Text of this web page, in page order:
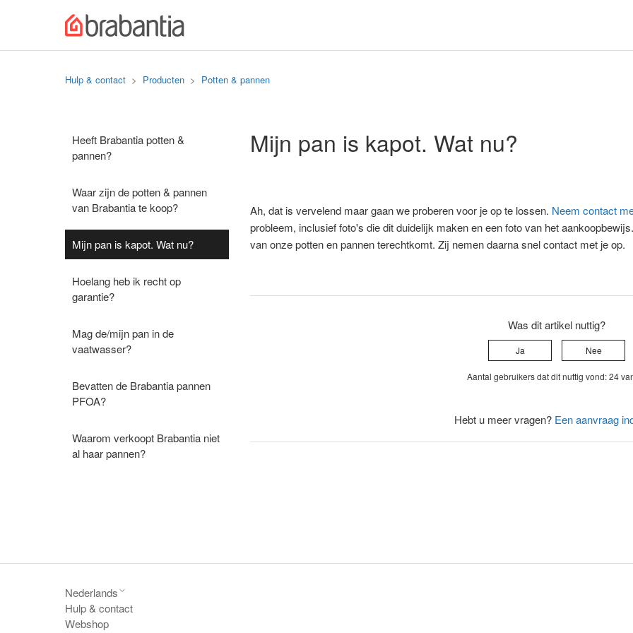
Hulp & contact Producten Potten & pannen
Heeft Brabantia potten &
pannen?
Waar zijn de potten & pannen
van Brabantia te koop?
Mijn pan is kapot. Wat nu?
Hoelang heb ik recht op
garantie?
Mag de/mijn pan in de
vaatwasser?
Bevatten de Brabantia pannen
PFOA?
Waarom verkoopt Brabantia niet
al haar pannen?
Mijn pan is kapot. Wat nu?
Ah, dat is vervelend maar gaan we proberen voor je op te lossen. Neem contact
probleem, inclusief foto's die dit duidelijk maken en een foto van het
van onze potten en pannen terechtkomt. Zij nemen daarna snel contact met je op.
Was dit artikel nuttig?
Ja Nee
Aantal gebruikers dat dit nuttig vond: 24
Hebt u meer vragen? Een aanvraag
Nederlands
Hulp & contact
Webshop